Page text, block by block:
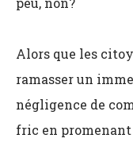
Alors que les
ramasser un
négligence de
fric en promenant